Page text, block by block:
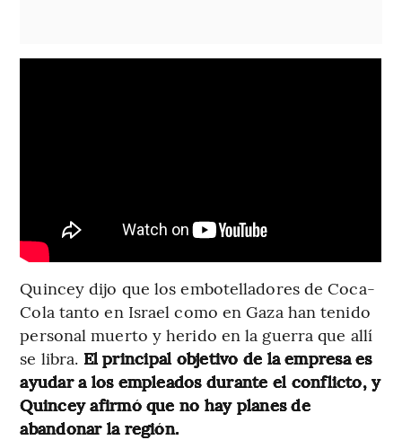
Quincey dijo que los embotelladores de Coca-
Cola tanto en Israel como en Gaza han tenido
personal muerto y herido en la guerra que allí
se libra. El principal objetivo de la empresa es
ayudar a los empleados durante el conflicto, y
Quincey afirmó que no hay planes de
abandonar la región.